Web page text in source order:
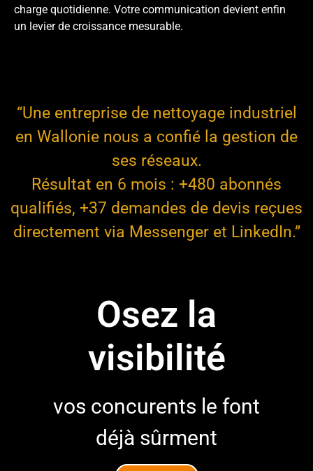
charge quotidienne. Votre communication devient enfin
un levier de croissance mesurable.
“Une entreprise de nettoyage industriel
en Wallonie nous a confié la gestion de
ses réseaux.
Résultat en 6 mois : +480 abonnés
qualifiés, +37 demandes de devis reçues
directement via Messenger et LinkedIn.”
Osez la
visibilité
vos concurents le font
déjà sûrment